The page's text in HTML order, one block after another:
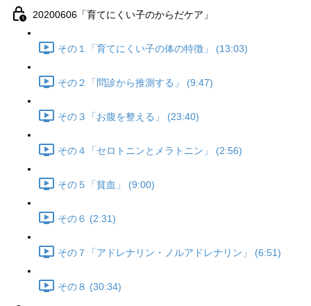
20200606「育てにくい子のからだケア」
その１「育てにくい子の体の特徴」 (13:03)
その２「問診から推測する」 (9:47)
その３「お腹を整える」 (23:40)
その４「セロトニンとメラトニン」 (2:56)
その５「貧血」 (9:00)
その６ (2:31)
その７「アドレナリン・ノルアドレナリン」 (6:51)
その８ (30:34)